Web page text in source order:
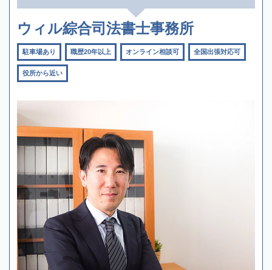
ウィル綜合司法書士事務所
駐車場あり 職歴20年以上 オンライン相談可 全国出張対応可
役所から近い